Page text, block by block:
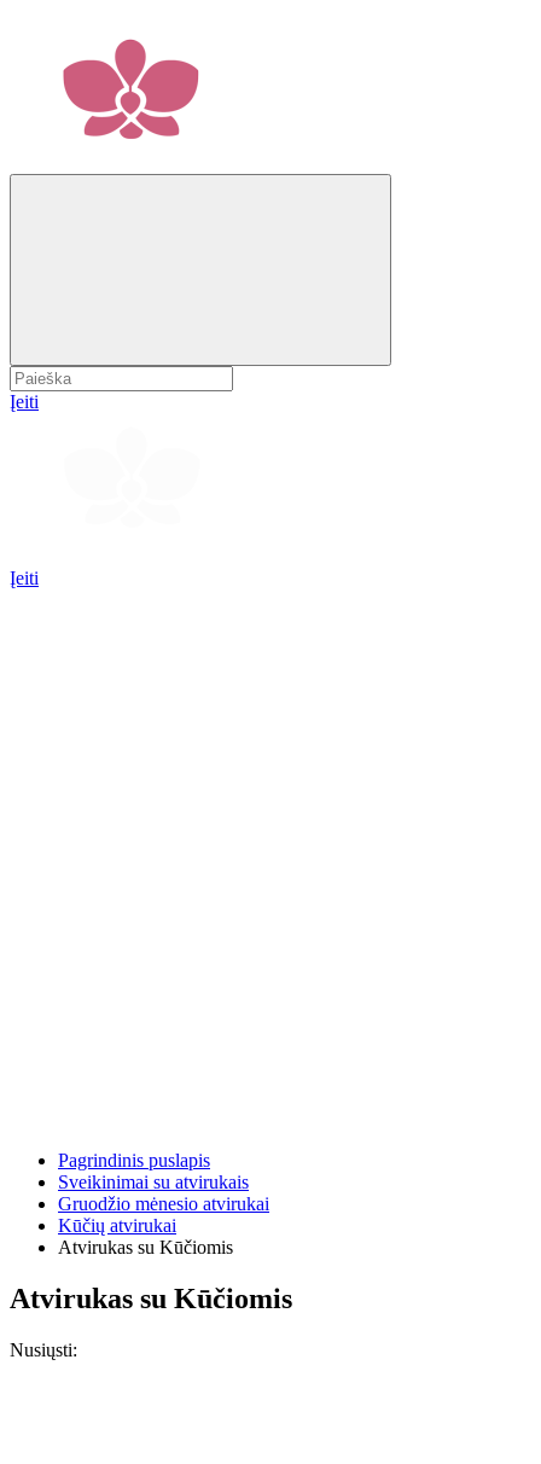
Įeiti
Įeiti
Pagrindinis puslapis
Sveikinimai su atvirukais
Gruodžio mėnesio atvirukai
Kūčių atvirukai
Atvirukas su Kūčiomis
Atvirukas su Kūčiomis
Nusiųsti: